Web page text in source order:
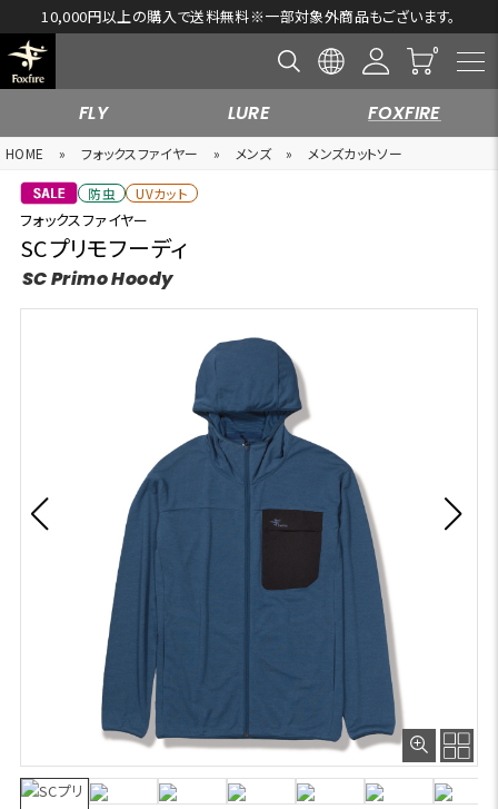
10,000円以上の購入で送料無料※一部対象外商品もございます。
FLY LURE FOXFIRE
HOME » フォックスファイヤー » メンズ » メンズカットソー
防虫 UVカット
フォックスファイヤー
SCプリモフーディ
SC Primo Hoody